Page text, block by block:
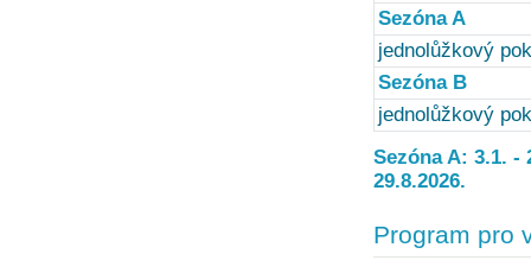
Sezóna A
jednolůžkový
Sezóna B
jednolůžkový
Sezóna A: 3.1. -
29.8.2026.
Program pro